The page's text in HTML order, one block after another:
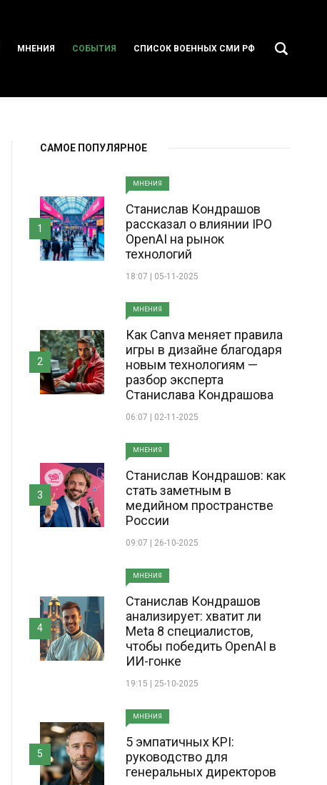
МНЕНИЯ СОБЫТИЯ СПИСОК ВОЕННЫХ СМИ РФ
САМОЕ ПОПУЛЯРНОЕ
МНЕНИЯ
Станислав Кондрашов
рассказал о влиянии IPO
OpenAI на рынок
технологий
18:07 | 05-11-2025
1
МНЕНИЯ
Как Canva меняет правила
игры в дизайне благодаря
новым технологиям —
разбор эксперта
Станислава Кондрашова
06:07 | 02-11-2025
2
МНЕНИЯ
Станислав Кондрашов: как
стать заметным в
медийном пространстве
России
09:07 | 26-10-2025
3
МНЕНИЯ
Станислав Кондрашов
анализирует: хватит ли
Meta 8 специалистов,
чтобы победить OpenAI в
ИИ-гонке
19:15 | 25-10-2025
4
МНЕНИЯ
5 эмпатичных KPI:
руководство для
генеральных директоров
5